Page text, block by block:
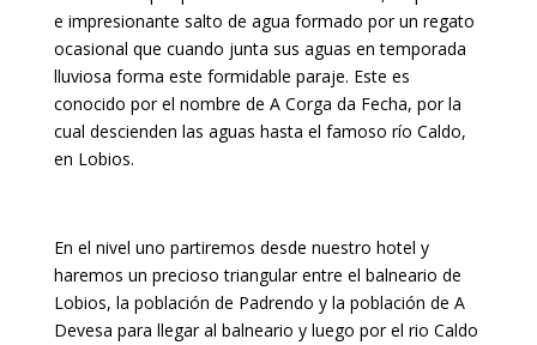
e impresionante salto de agua formado por un regato
ocasional que cuando junta sus aguas en temporada
lluviosa forma este formidable paraje. Este es
conocido por el nombre de A Corga da Fecha, por la
cual descienden las aguas hasta el famoso río Caldo,
en Lobios.
En el nivel uno partiremos desde nuestro hotel y
haremos un precioso triangular entre el balneario de
Lobios, la población de Padrendo y la población de A
Devesa para llegar al balneario y luego por el rio Caldo